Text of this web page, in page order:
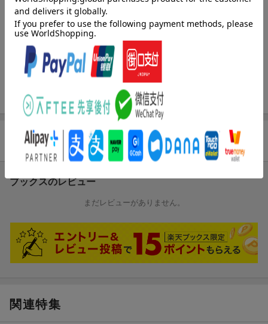
ち運びにも便利なハンディサイズ。表には本物の新幹線の写真を
使用！裏は、見応えたっぷりの詳細なイラストと新幹線の情報を
掲載。鉄道好きにはたまらない一冊です。
内容紹介（「BOOK」データベースより）
のび〜る！９３ｃｍ。大迫力の走行写真と楽しいイラスト。
商品レビュー
ブックスのレビュー
まだレビューがありません。
関連特集